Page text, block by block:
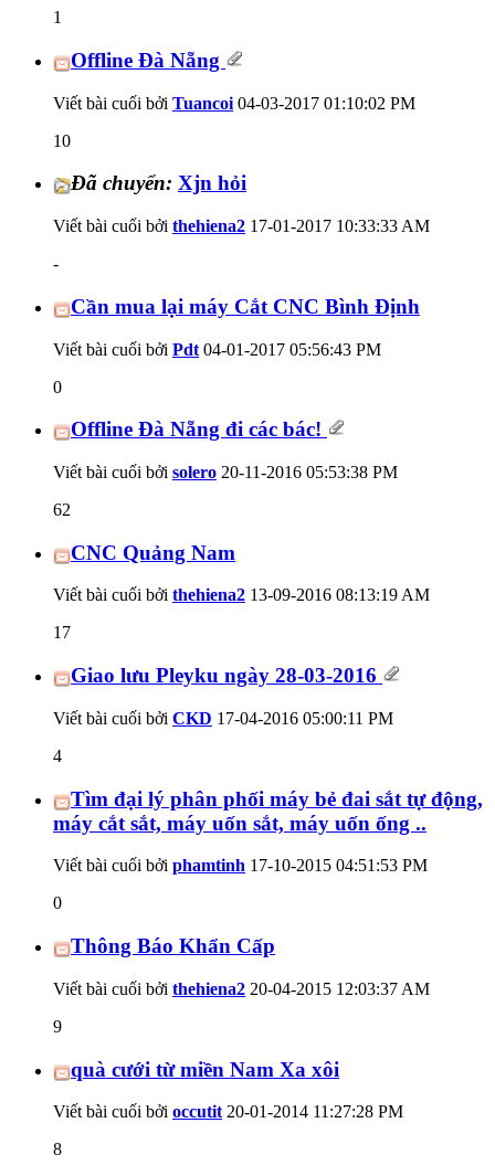
1
Offline Đà Nẵng
Viết bài cuối bởi Tuancoi 04-03-2017 01:10:02 PM
10
Đã chuyển: Xjn hỏi
Viết bài cuối bởi thehiena2 17-01-2017 10:33:33 AM
-
Cần mua lại máy Cắt CNC Bình Định
Viết bài cuối bởi Pdt 04-01-2017 05:56:43 PM
0
Offline Đà Nẵng đi các bác!
Viết bài cuối bởi solero 20-11-2016 05:53:38 PM
62
CNC Quảng Nam
Viết bài cuối bởi thehiena2 13-09-2016 08:13:19 AM
17
Giao lưu Pleyku ngày 28-03-2016
Viết bài cuối bởi CKD 17-04-2016 05:00:11 PM
4
Tìm đại lý phân phối máy bẻ đai sắt tự động,
máy cắt sắt, máy uốn sắt, máy uốn ống ..
Viết bài cuối bởi phamtinh 17-10-2015 04:51:53 PM
0
Thông Báo Khẩn Cấp
Viết bài cuối bởi thehiena2 20-04-2015 12:03:37 AM
9
quà cưới từ miền Nam Xa xôi
Viết bài cuối bởi occutit 20-01-2014 11:27:28 PM
8